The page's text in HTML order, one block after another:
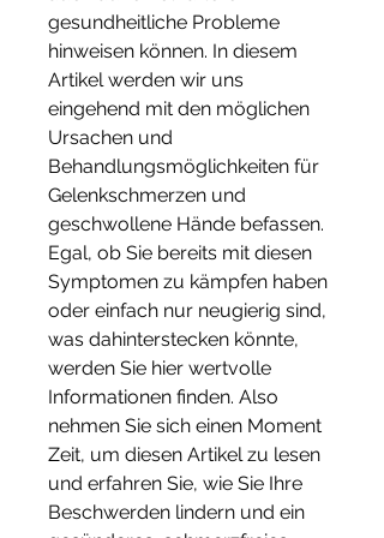
gesundheitliche Probleme
hinweisen können. In diesem
Artikel werden wir uns
eingehend mit den möglichen
Ursachen und
Behandlungsmöglichkeiten für
Gelenkschmerzen und
geschwollene Hände befassen.
Egal, ob Sie bereits mit diesen
Symptomen zu kämpfen haben
oder einfach nur neugierig sind,
was dahinterstecken könnte,
werden Sie hier wertvolle
Informationen finden. Also
nehmen Sie sich einen Moment
Zeit, um diesen Artikel zu lesen
und erfahren Sie, wie Sie Ihre
Beschwerden lindern und ein